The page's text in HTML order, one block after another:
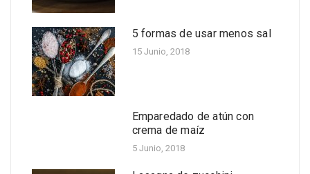
5 formas de usar menos sal
15 Junio, 2018
Emparedado de atún con
crema de maíz
5 Junio, 2018
acompañadas con salsa de
papaya
Oct 20, 2022
Oct 14, 2022
Receta fácil de ensalada de